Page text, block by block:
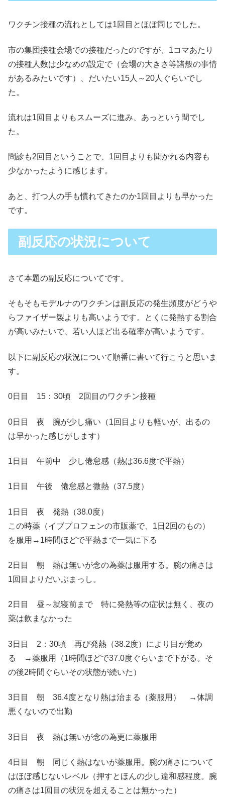
ワクチン接種の流れとしては1回目とほぼ同じでした。
市の集団接種会場での接種だったのですが、1コマあたり
の接種人数は少なめの設定で（会場の大きさ等諸般の事情
があるみたいです）、だいたい15人～20人ぐらいでし
た。
流れは1回目よりもスムーズに進み、あっという間でし
た。
問診も2回目ということで、1回目よりも聞かれる内容も
少なかったように感じます。
あと、打つ人の手も慣れてきたのか1回目よりも早かった
です。
副反応の状況について
さて本題の副反応についてです。
そもそもモデルナのワクチンは副反応の発生頻度がどうや
らファイザー製よりも高いようです。とくに発熱する割合
が高いみたいで、若い人ほど出る確率が高いようです。
以下に副反応の状況について順番に書いて行こうと思いま
す。
0日目 15：30頃 2回目のワクチン接種
0日目 夜 腕が少し痛い（1回目よりも軽いが、出るの
は早かった感じがします）
1日目 午前中 少し倦怠感（熱は36.6度で平熱）
1日目 午後 倦怠感と微熱（37.5度）
1日目 夜 発熱（38.0度）
この時薬（イブプロフェンの市販薬で、1日2回のもの）
を服用→1時間ほどで平熱まで一気に下る
2日目 朝 熱は無いが念の為薬は服用する。腕の痛さは
1回目よりだいぶまっし。
2日目 昼～就寝前まで 特に発熱等の症状は無く、夜の
薬は飲まなかった
3日目 2：30頃 再び発熱（38.2度）により目が覚め
る →薬服用（1時間ほどで37.0度ぐらいまで下がる。そ
の後2時間ぐらいその状態が続いた）
3日目 朝 36.4度となり熱は治まる（薬服用） →体調
悪くないので出勤
3日目 夜 熱は無いが念の為更に薬服用
4日目 朝 同じく熱はないが薬服用。腕の痛さについて
はほぼ感じないレベル（押すとほんの少し違和感程度。腕
の痛さは1回目の状況を超えることは無かった）